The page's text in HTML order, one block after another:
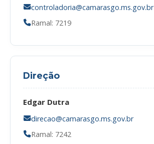
controladoria@camarasgo.ms.gov.br
Ramal: 7219
Direção
Edgar Dutra
direcao@camarasgo.ms.gov.br
Ramal: 7242